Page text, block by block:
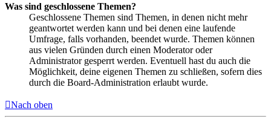
Was sind geschlossene Themen?
Geschlossene Themen sind Themen, in denen nicht mehr
geantwortet werden kann und bei denen eine laufende
Umfrage, falls vorhanden, beendet wurde. Themen können
aus vielen Gründen durch einen Moderator oder
Administrator gesperrt werden. Eventuell hast du auch die
Möglichkeit, deine eigenen Themen zu schließen, sofern dies
durch die Board-Administration erlaubt wurde.
Nach oben